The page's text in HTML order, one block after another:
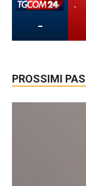
-
-
PROSSIMI